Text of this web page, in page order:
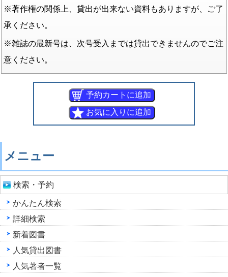
※著作権の関係上、貸出が出来ない資料もありますが、ご了
承ください。
※雑誌の最新号は、次号受入までは貸出できませんのでご注
意ください。
メニュー
検索・予約
かんたん検索
詳細検索
新着図書
人気貸出図書
人気著者一覧